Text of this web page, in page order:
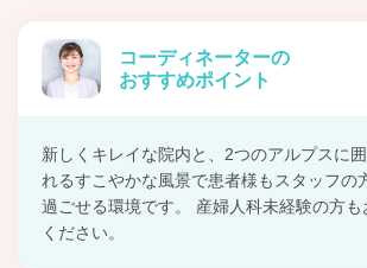
コーディネーターの
おすすめポイント
新しくキレイな院内と、2つのアルプスに
れるすこやかな風景で患者様もスタッフの
過ごせる環境です。 産婦人科未経験の方も
ください。